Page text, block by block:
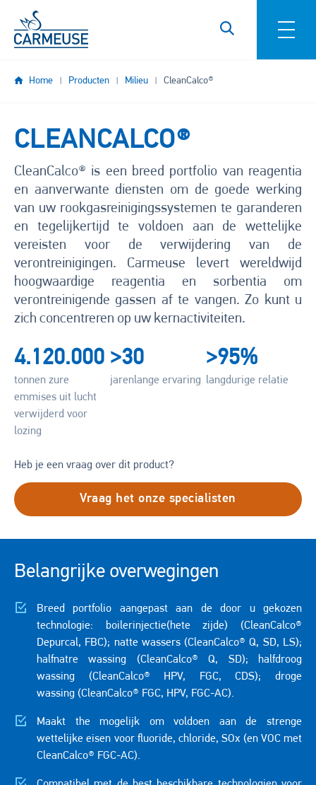
Overslaan en naar de inhoud gaan
Home Producten Milieu CleanCalco®
CLEANCALCO®
CleanCalco® is een breed portfolio van reagentia
en aanverwante diensten om de goede werking
van uw rookgasreinigingssystemen te garanderen
en tegelijkertijd te voldoen aan de wettelijke
vereisten voor de verwijdering van de
verontreinigingen. Carmeuse levert wereldwijd
hoogwaardige reagentia en sorbentia om
verontreinigende gassen af te vangen. Zo kunt u
zich concentreren op uw kernactiviteiten.
4.120.000
tonnen zure
emmises uit lucht
verwijderd voor
lozing
>30
jarenlange ervaring
>95%
langdurige relatie
Heb je een vraag over dit product?
Vraag het onze specialisten
Belangrijke overwegingen
Breed portfolio aangepast aan de door u gekozen
technologie: boilerinjectie(hete zijde) (CleanCalco®
Depurcal, FBC); natte wassers (CleanCalco® Q, SD, LS);
halfnatre wassing (CleanCalco® Q, SD); halfdroog
wassing (CleanCalco® HPV, FGC, CDS); droge
wassing (CleanCalco® FGC, HPV, FGC-AC).
Maakt the mogelijk om voldoen aan de strenge
wettelijke eisen voor fluoride, chloride, SOx (en VOC met
CleanCalco® FGC-AC).